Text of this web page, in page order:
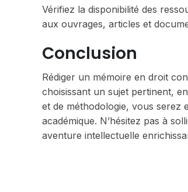
Vérifiez la disponibilité des
aux ouvrages, articles et
Conclusion
Rédiger un mémoire en droit
choisissant un sujet pertinent,
et de méthodologie, vous serez
académique. N’hésitez pas à
aventure intellectuelle